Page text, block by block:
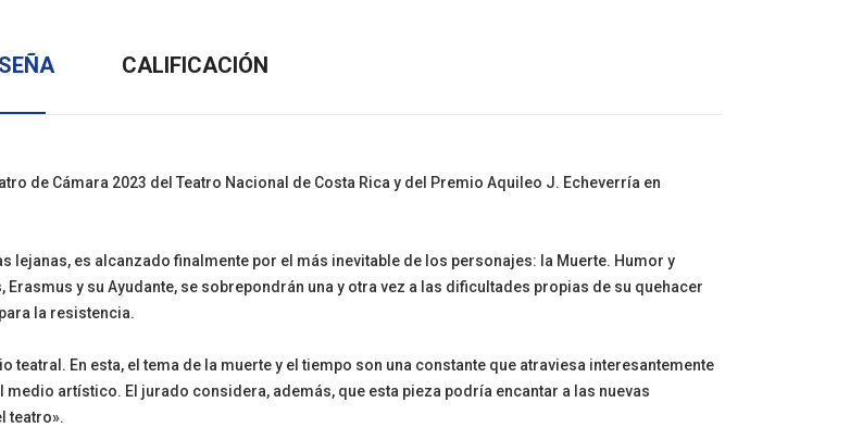
CALIFICACIÓN
de Cámara 2023 del Teatro Nacional de Costa Rica y del Premio Aquileo J. Echeverría en
lejanas, es alcanzado finalmente por el más inevitable de los personajes: la Muerte. Humor y
y su Ayudante, se sobrepondrán una y otra vez a las dificultades propias de su quehacer
la resistencia.
En esta, el tema de la muerte y el tiempo son una constante que atraviesa interesantemente
artístico. El jurado considera, además, que esta pieza podría encantar a las nuevas
teatro».